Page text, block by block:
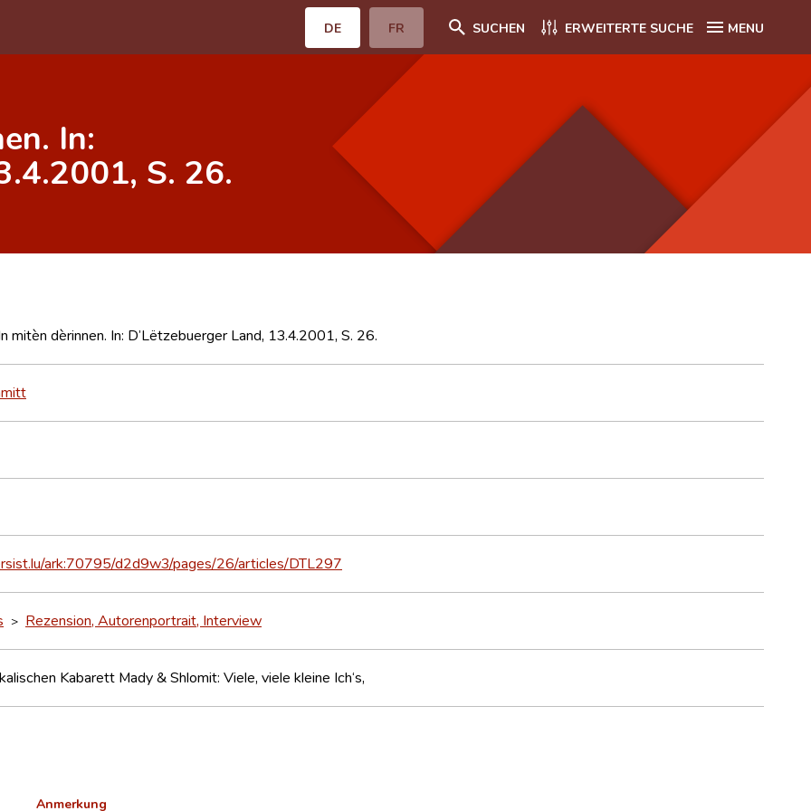
DE FR SUCHEN ERWEITERTE SUCHE MENU
In:
S. 26.
mitèn dèrinnen. In: D’Lëtzebuerger Land, 13.4.2001, S. 26.
ark:70795/d2d9w3/pages/26/articles/DTL297
> Rezension, Autorenportrait, Interview
Kabarett Mady & Shlomit: Viele, viele kleine Ich‘s,
Anmerkung